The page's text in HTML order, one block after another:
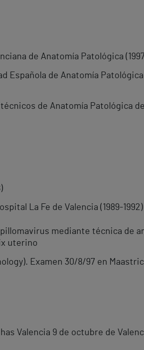
de Anatomía Patológica
de Anatomía Patológica
de Anatomía Patológica
La Fe de Valencia (1989-1992)
mediante técnica de
uterino
Examen 30/8/97 en
Valencia 9 de octubre de